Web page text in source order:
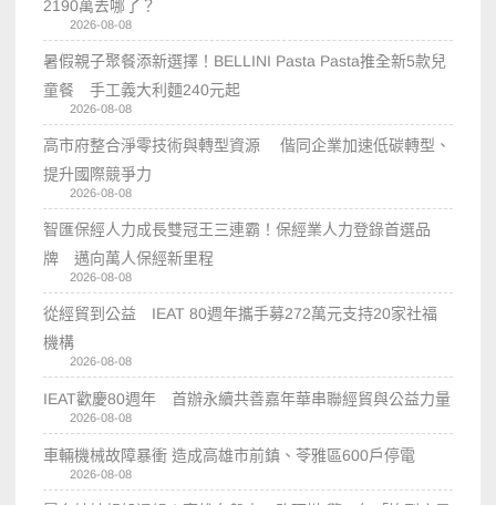
2190萬去哪了？
2026-08-08
暑假親子聚餐添新選擇！BELLINI Pasta Pasta推全新5款兒
童餐 手工義大利麵240元起
2026-08-08
高市府整合淨零技術與轉型資源 偕同企業加速低碳轉型、
提升國際競爭力
2026-08-08
智匯保經人力成長雙冠王三連霸！保經業人力登錄首選品
牌 邁向萬人保經新里程
2026-08-08
從經貿到公益 IEAT 80週年攜手募272萬元支持20家社福
機構
2026-08-08
IEAT歡慶80週年 首辦永續共善嘉年華串聯經貿與公益力量
2026-08-08
車輛機械故障暴衝 造成高雄市前鎮、苓雅區600戶停電
2026-08-08